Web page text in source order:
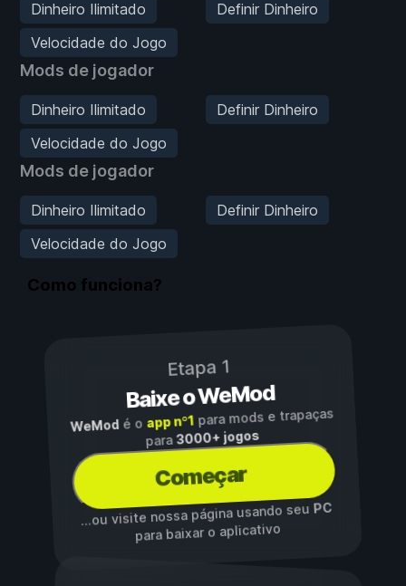
Dinheiro Ilimitado
Definir Dinheiro
Velocidade do Jogo
Mods de jogador
Dinheiro Ilimitado
Definir Dinheiro
Velocidade do Jogo
Mods de jogador
Dinheiro Ilimitado
Definir Dinheiro
Velocidade do Jogo
Como funciona?
Etapa 1
Baixe o WeMod
WeModé o app nº1para mods e trapaças
para3000+ jogos
Começar
...ou visite nossa página usando seuPC
para baixar o aplicativo